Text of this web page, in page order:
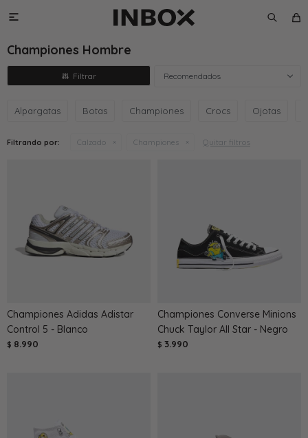

Championes Hombre
Recomendados
Alpargatas Botas Championes Crocs Ojotas
Filtrando por: Calzado Championes Quitar filtros
Championes Adidas Adistar
Control 5 - Blanco
$ 8.990
Championes Converse Minions
Chuck Taylor All Star - Negro
$ 3.990